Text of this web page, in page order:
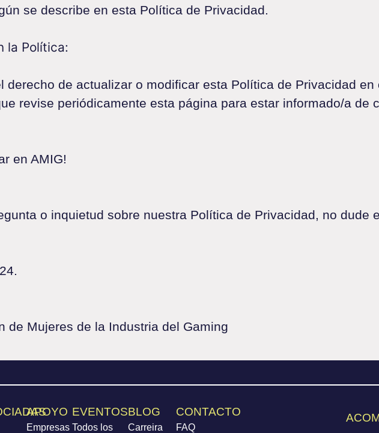
se describe en esta Política de Privacidad.
la Política:
derecho de actualizar o modificar esta Política de Privacidad en
revise periódicamente esta página para estar informado/a de
en AMIG!
o inquietud sobre nuestra Política de Privacidad, no dude
de Mujeres de la Industria del Gaming
APOYO
Empresas
EVENTOS
Todos los
BLOG
Carreira
CONTACTO
FAQ